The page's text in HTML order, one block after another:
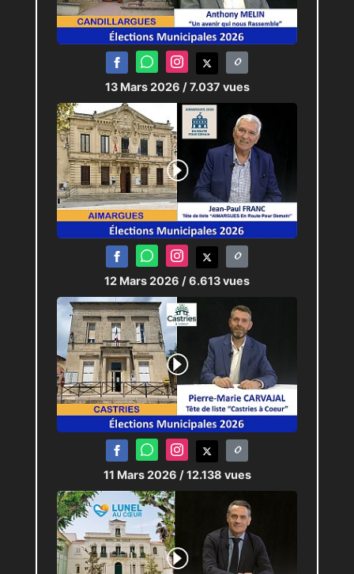
13 Mars 2026 / 7.037 vues
12 Mars 2026 / 6.613 vues
11 Mars 2026 / 12.138 vues